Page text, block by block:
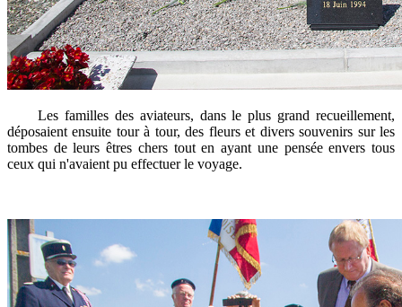
Les familles des aviateurs, dans le plus grand recueillement,
déposaient ensuite tour à tour, des fleurs et divers souvenirs sur les
tombes de leurs êtres chers tout en ayant une pensée envers tous
ceux qui n'avaient pu effectuer le voyage.